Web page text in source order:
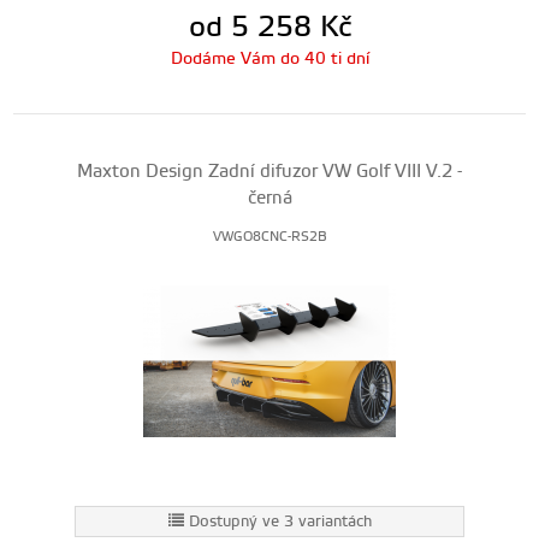
od 5 258 Kč
Dodáme Vám do 40 ti dní
Maxton Design Zadní difuzor VW Golf VIII V.2 -
černá
VWGO8CNC-RS2B
Dostupný ve 3 variantách